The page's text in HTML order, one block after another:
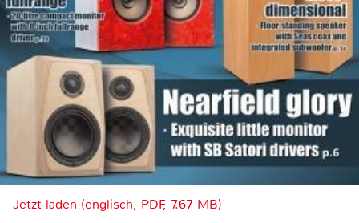
Jetzt laden (englisch, PDF, 7.67 MB)